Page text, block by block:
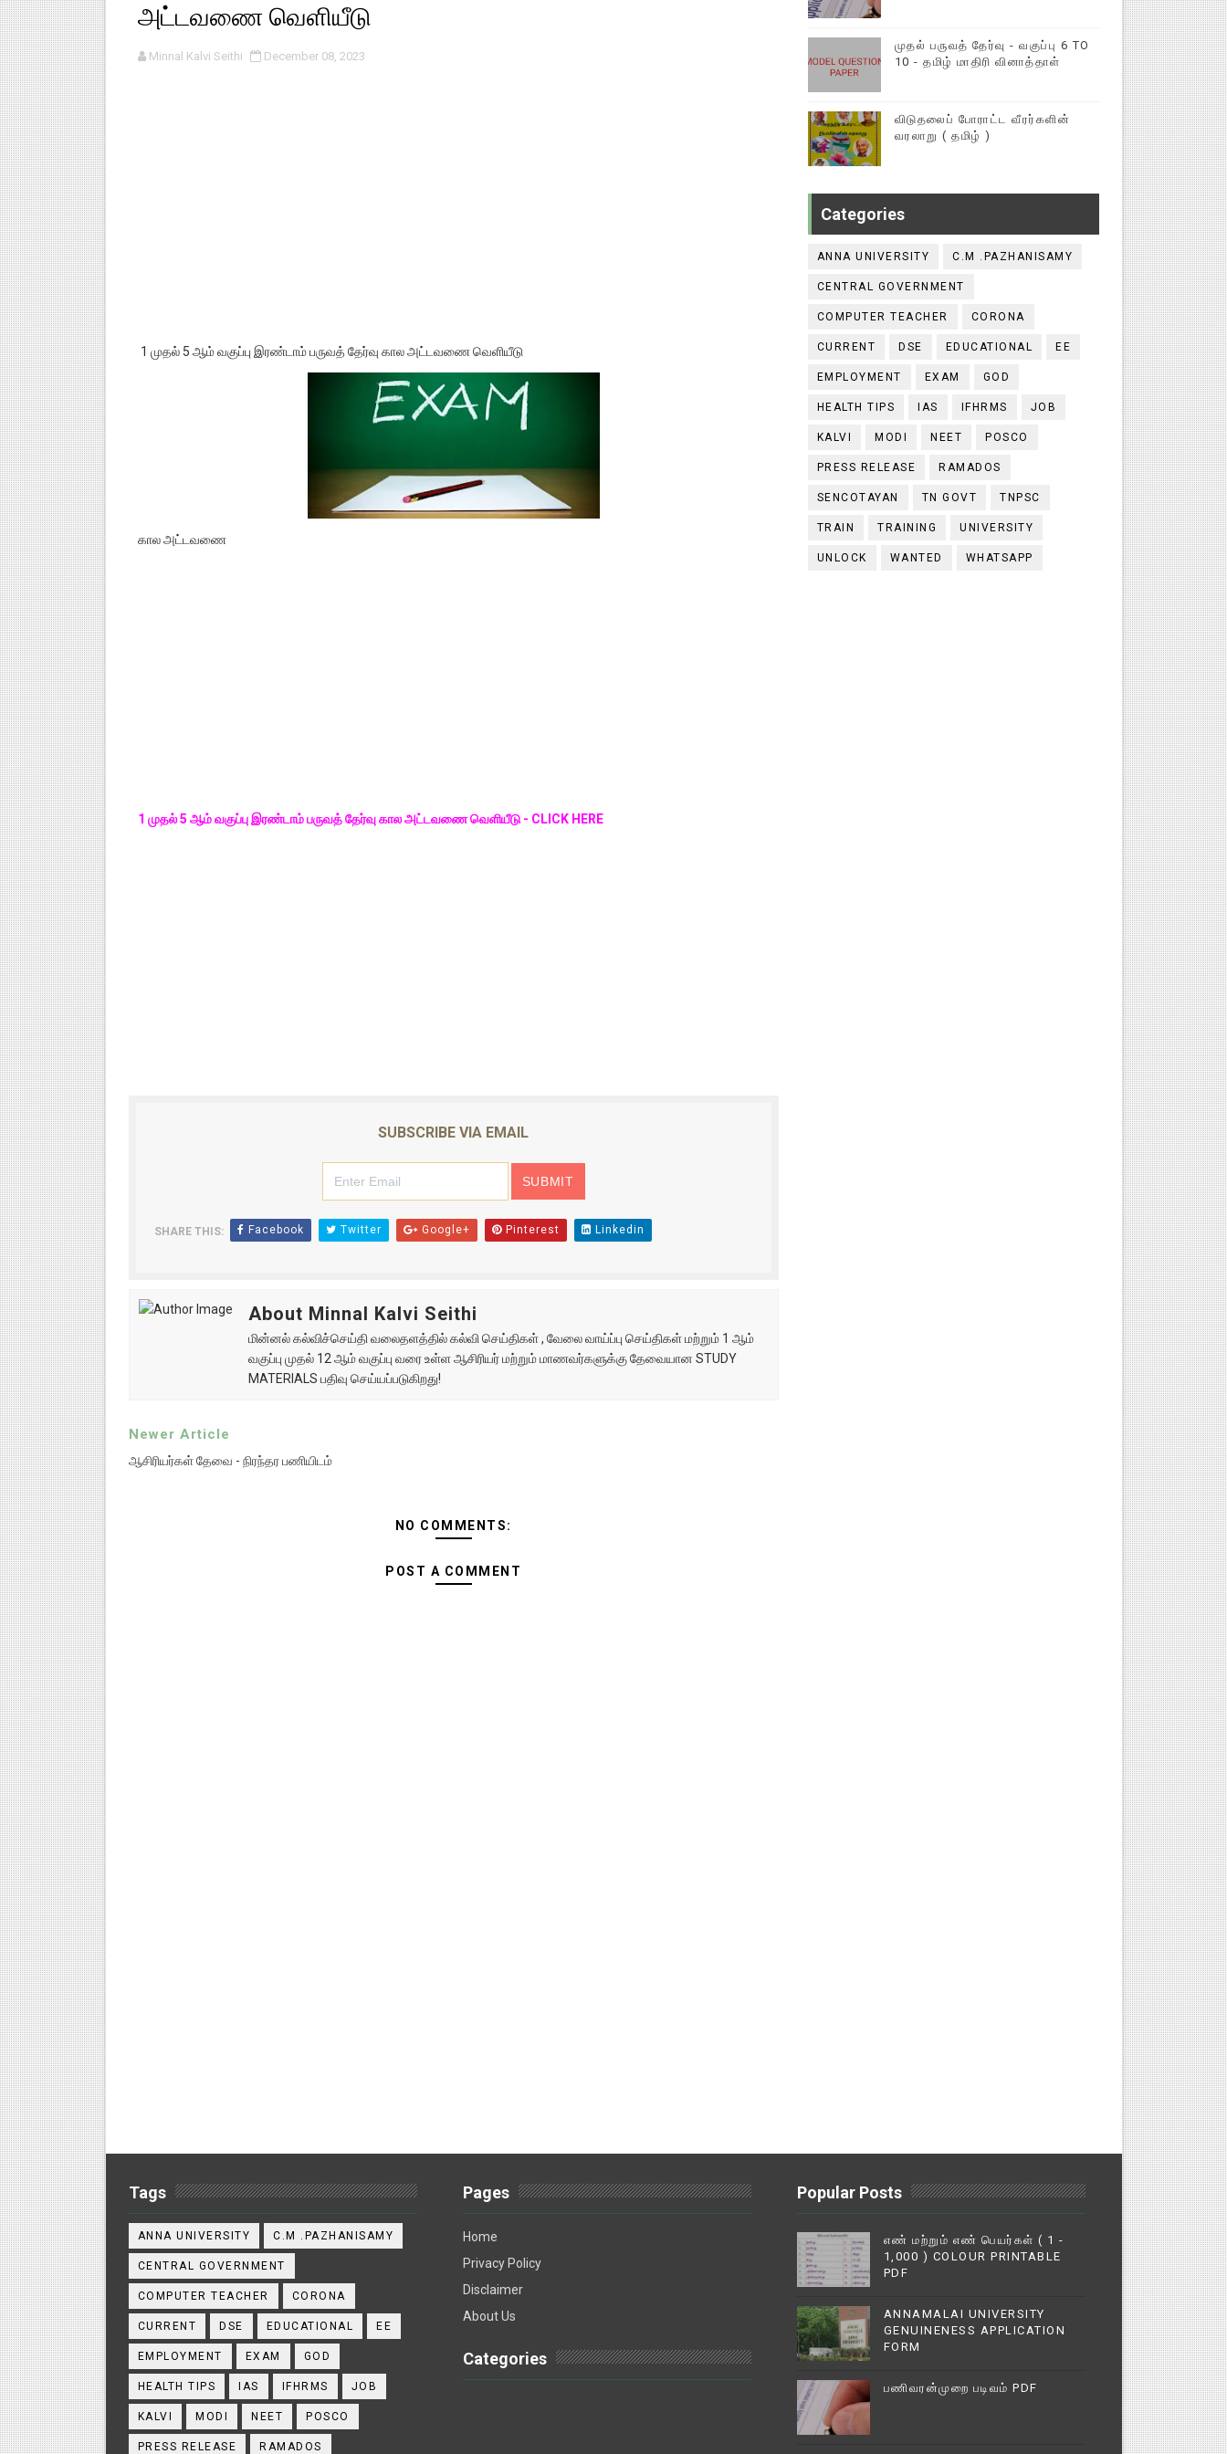
பள்ளி காலை வழிபாட்டுச் செயல்பாடுகள் - டிசம்பர் 17
குழந்தைகள் பாதுகாப்பு அலகில் வேலை வாய்ப்பு ( டிச 18 )
அட்டவணை வெளியீடு
Minnal Kalvi Seithi December 08, 2023
1 முதல் 5 ஆம் வகுப்பு இரண்டாம் பருவத் தேர்வு கால அட்டவணை வெளியீடு
கால அட்டவணை
1 முதல் 5 ஆம் வகுப்பு இரண்டாம் பருவத் தேர்வு கால அட்டவணை வெளியீடு - CLICK HERE
SUBSCRIBE VIA EMAIL
SHARE THIS: Facebook Twitter Google+ Pinterest Linkedin
About Minnal Kalvi Seithi
மின்னல் கல்விச்செய்தி வலைதளத்தில் கல்வி செய்திகள் , வேலை வாய்ப்பு செய்திகள் மற்றும் 1 ஆம்
வகுப்பு முதல் 12 ஆம் வகுப்பு வரை உள்ள ஆசிரியர் மற்றும் மாணவர்களுக்கு தேவையான STUDY
MATERIALS பதிவு செய்யப்படுகிறது!
Newer Article
ஆசிரியர்கள் தேவை - நிரந்தர பணியிடம்
NO COMMENTS:
POST A COMMENT
முதல் பருவத் தேர்வு - வகுப்பு 6 TO
10 - தமிழ் மாதிரி வினாத்தாள்
விடுதலைப் போராட்ட வீரர்களின்
வரலாறு ( தமிழ் )
Categories
ANNA UNIVERSITY C.M .PAZHANISAMY
CENTRAL GOVERNMENT
COMPUTER TEACHER CORONA
CURRENT DSE EDUCATIONAL EE
EMPLOYMENT EXAM GOD
HEALTH TIPS IAS IFHRMS JOB
KALVI MODI NEET POSCO
PRESS RELEASE RAMADOS
SENCOTAYAN TN GOVT TNPSC
TRAIN TRAINING UNIVERSITY
UNLOCK WANTED WHATSAPP
Tags
ANNA UNIVERSITY C.M .PAZHANISAMY
CENTRAL GOVERNMENT
COMPUTER TEACHER CORONA
CURRENT DSE EDUCATIONAL EE
EMPLOYMENT EXAM GOD
HEALTH TIPS IAS IFHRMS JOB
KALVI MODI NEET POSCO
PRESS RELEASE RAMADOS
Pages
Home
Privacy Policy
Disclaimer
About Us
Categories
Popular Posts
எண் மற்றும் எண் பெயர்கள் ( 1 -
1,000 ) COLOUR PRINTABLE
PDF
ANNAMALAI UNIVERSITY
GENUINENESS APPLICATION
FORM
பணிவரன்முறை படிவம் PDF